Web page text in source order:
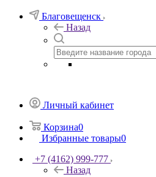
Благовещенск
Назад
Личный кабинет
Корзина0
Избранные товары0
+7 (4162) 999-777
Назад